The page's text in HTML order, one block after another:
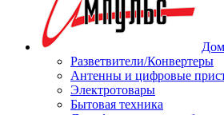
Разветвители/Конвертеры
Антенны и цифровые
Электротовары
Бытовая техника